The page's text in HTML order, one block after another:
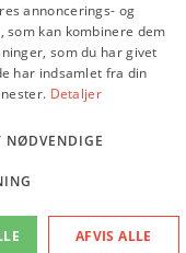
annoncerings- og
som kan kombinere dem
som du har givet
har indsamlet fra din
Detaljer
NØDVENDIGE
AFVIS ALLE